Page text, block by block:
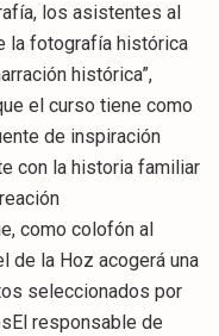
los asistentes al
la fotografía histórica
histórica”,
el curso tiene como
de inspiración
con la historia familiar
como colofón al
de la Hoz acogerá una
seleccionados por
responsable de